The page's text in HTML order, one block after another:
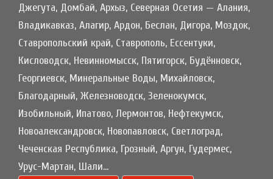
Джегута, Домбай, Архыз, Северная Осетия — Алания,
Владикавказ, Алагир, Ардон, Беслан, Дигора, Моздок,
Ставропольский край, Ставрополь, Ессентуки,
Кисловодск, Невинномысск, Пятигорск, Будённовск,
Георгиевск, Минеральные Воды, Михайловск,
Благодарный, Железноводск, Зеленокумск,
Изобильный, Ипатово, Лермонтов, Нефтекумск,
Новоалександровск, Новопавловск, Светлоград,
Чеченская Республика, Грозный, Аргун, Гудермес,
Урус-Мартан, Шали...